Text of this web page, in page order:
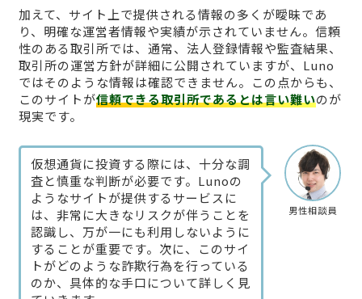
加えて、サイト上で提供される情報の多くが曖昧であ
り、明確な運営者情報や実績が示されていません。信頼
性のある取引所では、通常、法人登録情報や監査結果、
取引所の運営方針が詳細に公開されていますが、Luno
ではそのような情報は確認できません。この点からも、
このサイトが信頼できる取引所であるとは言い難いのが
現実です。
男性相談員
仮想通貨に投資する際には、十分な調
査と慎重な判断が必要です。Lunoの
ようなサイトが提供するサービスに
は、非常に大きなリスクが伴うことを
認識し、万が一にも利用しないように
することが重要です。次に、このサイ
トがどのような詐欺行為を行っている
のか、具体的な手口について詳しく見